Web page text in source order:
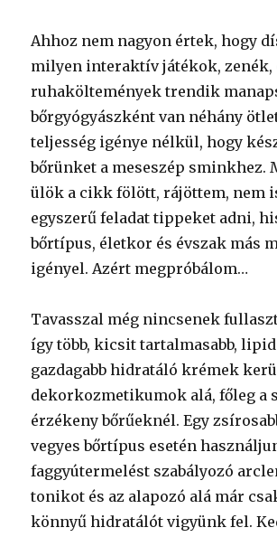
Ahhoz nem nagyon értek, hogy
milyen interaktív játékok, zenék,
ruhaköltemények trendik
bőrgyógyászként van néhány
teljesség igénye nélkül, hogy
bőrünket a meseszép sminkhez.
ülök a cikk fölött, rájöttem, nem
egyszerű feladat tippeket adni,
bőrtípus, életkor és évszak más
igényel. Azért megpróbálom…
Tavasszal még nincsenek
így több, kicsit tartalmasabb,
gazdagabb hidratáló krémek
dekorkozmetikumok alá, főleg a
érzékeny bőrűeknél. Egy
vegyes bőrtípus esetén
faggyútermelést szabályozó
tonikot és az alapozó alá már
könnyű hidratálót vigyünk fel.